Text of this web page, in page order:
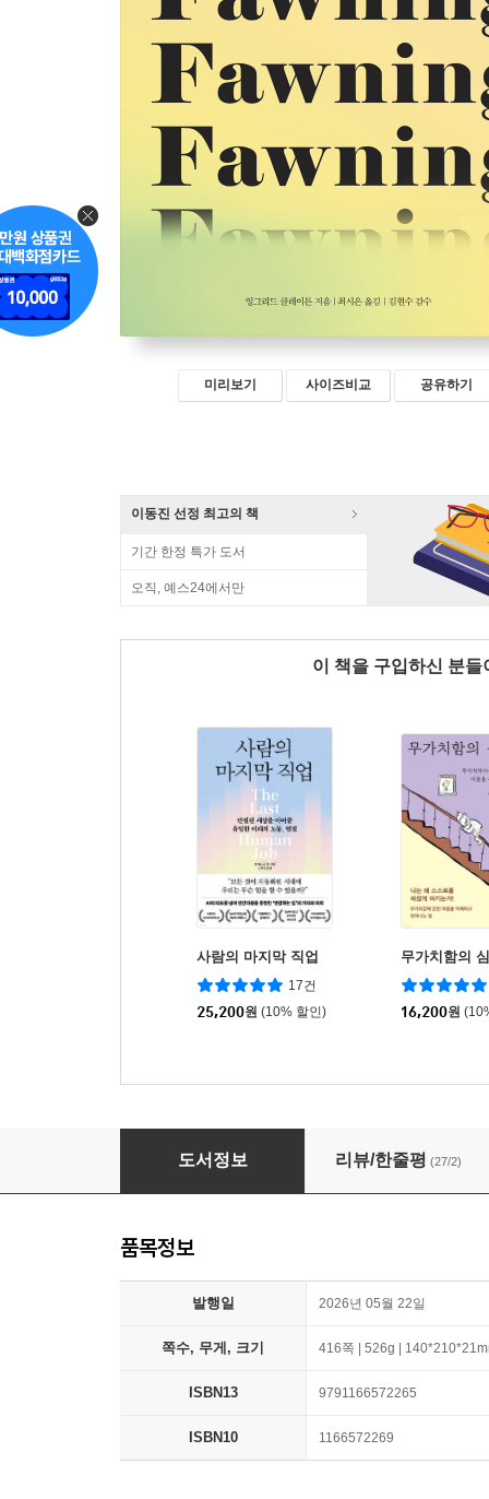
미리보기 사이즈비교 공유하기
이동진 선정 최고의 책
기간 한정 특가 도서
오직, 예스24에서만
이 책을 구입하신 분
사람의 마지막 직업
17건
25,200원 (10% 할인)
무가치함의
16,200원
도서정보 리뷰/한줄평 (27/2)
품목정보
발행일 2026년 05월 22일
쪽수, 무게, 크기 416쪽 | 526g |
ISBN13 9791166572265
ISBN10 1166572269